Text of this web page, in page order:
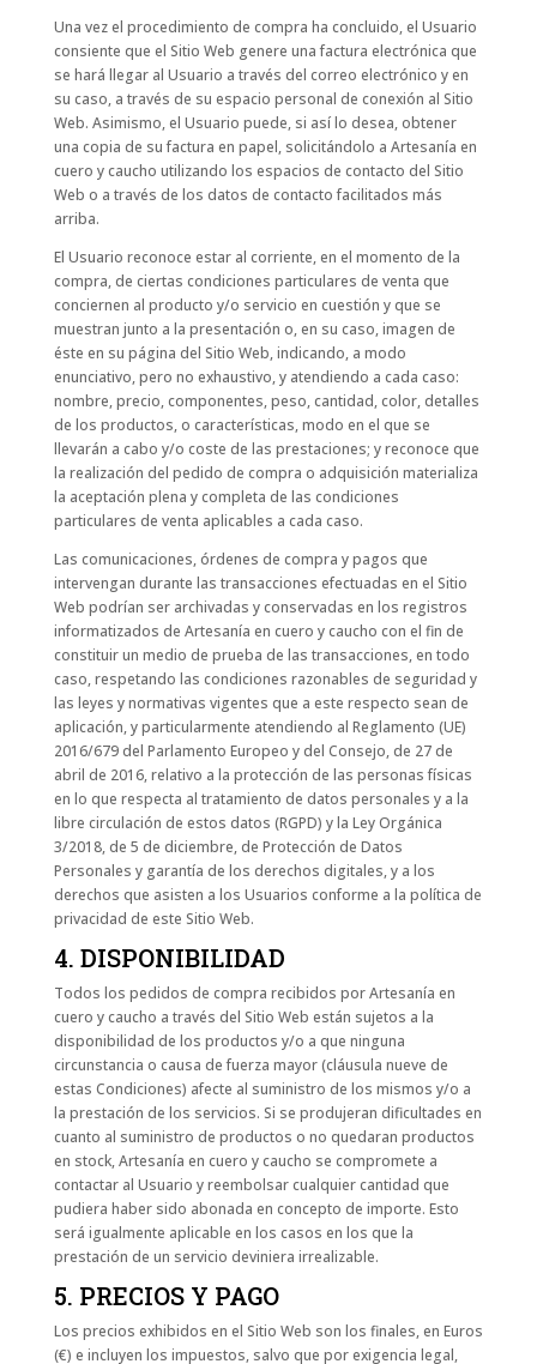
Una vez el procedimiento de compra ha concluido, el Usuario
consiente que el Sitio Web genere una factura electrónica que
se hará llegar al Usuario a través del correo electrónico y en
su caso, a través de su espacio personal de conexión al Sitio
Web. Asimismo, el Usuario puede, si así lo desea, obtener
una copia de su factura en papel, solicitándolo a Artesanía en
cuero y caucho utilizando los espacios de contacto del Sitio
Web o a través de los datos de contacto facilitados más
arriba.
El Usuario reconoce estar al corriente, en el momento de la
compra, de ciertas condiciones particulares de venta que
conciernen al producto y/o servicio en cuestión y que se
muestran junto a la presentación o, en su caso, imagen de
éste en su página del Sitio Web, indicando, a modo
enunciativo, pero no exhaustivo, y atendiendo a cada caso:
nombre, precio, componentes, peso, cantidad, color, detalles
de los productos, o características, modo en el que se
llevarán a cabo y/o coste de las prestaciones; y reconoce que
la realización del pedido de compra o adquisición materializa
la aceptación plena y completa de las condiciones
particulares de venta aplicables a cada caso.
Las comunicaciones, órdenes de compra y pagos que
intervengan durante las transacciones efectuadas en el Sitio
Web podrían ser archivadas y conservadas en los registros
informatizados de Artesanía en cuero y caucho con el fin de
constituir un medio de prueba de las transacciones, en todo
caso, respetando las condiciones razonables de seguridad y
las leyes y normativas vigentes que a este respecto sean de
aplicación, y particularmente atendiendo al Reglamento (UE)
2016/679 del Parlamento Europeo y del Consejo, de 27 de
abril de 2016, relativo a la protección de las personas físicas
en lo que respecta al tratamiento de datos personales y a la
libre circulación de estos datos (RGPD) y la Ley Orgánica
3/2018, de 5 de diciembre, de Protección de Datos
Personales y garantía de los derechos digitales, y a los
derechos que asisten a los Usuarios conforme a la política de
privacidad de este Sitio Web.
4. DISPONIBILIDAD
Todos los pedidos de compra recibidos por Artesanía en
cuero y caucho a través del Sitio Web están sujetos a la
disponibilidad de los productos y/o a que ninguna
circunstancia o causa de fuerza mayor (cláusula nueve de
estas Condiciones) afecte al suministro de los mismos y/o a
la prestación de los servicios. Si se produjeran dificultades en
cuanto al suministro de productos o no quedaran productos
en stock, Artesanía en cuero y caucho se compromete a
contactar al Usuario y reembolsar cualquier cantidad que
pudiera haber sido abonada en concepto de importe. Esto
será igualmente aplicable en los casos en los que la
prestación de un servicio deviniera irrealizable.
5. PRECIOS Y PAGO
Los precios exhibidos en el Sitio Web son los finales, en Euros
(€) e incluyen los impuestos, salvo que por exigencia legal,